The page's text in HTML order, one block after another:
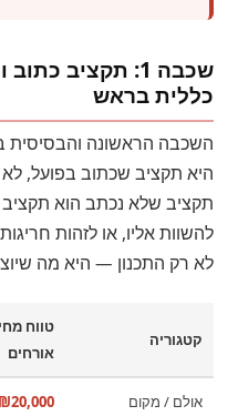
שכבה 1: תקציב
כללית בראש
השכבה הראשונה והבסיסית
היא תקציב שכתוב בפועל,
תקציב שלא נכתב הוא
להשוות אליו, או לזהות
לא רק התכנון — היא מה
קטגוריה
אורחים
אולם / מקום ₪20,000–₪45,000